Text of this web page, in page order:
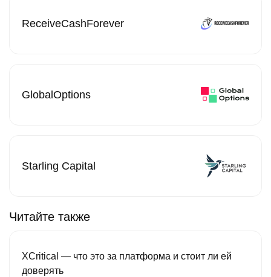
ReceiveCashForever
GlobalOptions
Starling Capital
Читайте также
XCritical — что это за платформа и стоит ли ей
доверять